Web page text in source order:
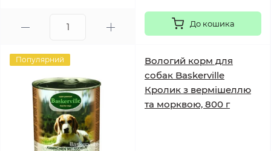
До кошика
Популярний
Вологий корм для
собак Baskerville
Кролик з вермішеллю
та морквою, 800 г